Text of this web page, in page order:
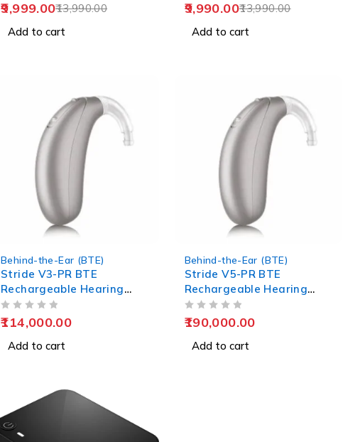
13,990.00
9,999.00
Add to cart
13,990.00
9,990.00
Add to cart
Behind-the-Ear (BTE)
Stride V3-PR BTE
Rechargeable Hearing
Aids
114,000.00
Add to cart
Behind-the-Ear (BTE)
Stride V5-PR BTE
Rechargeable Hearing
Aids
190,000.00
Add to cart